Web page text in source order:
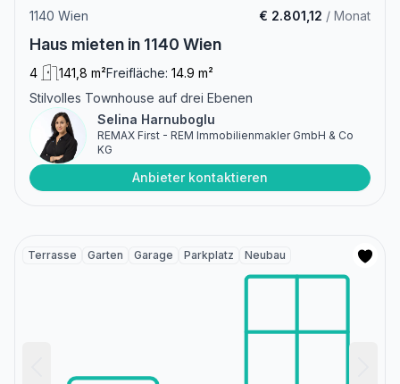
1140 Wien € 2.801,12 / Monat
Haus mieten in 1140 Wien
4 141,8 m²Freifläche: 14.9 m²
Stilvolles Townhouse auf drei Ebenen
Selina Harnuboglu
REMAX First - REM Immobilienmakler GmbH & Co
KG
Anbieter kontaktieren
Terrasse Garten Garage Parkplatz Neubau